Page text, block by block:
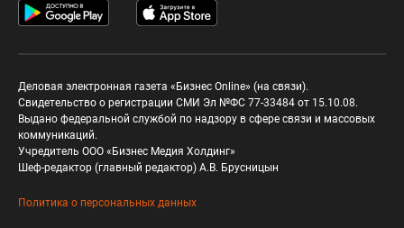
Деловая электронная газета «Бизнес Online» (на связи).
Свидетельство о регистрации СМИ Эл №ФС 77-33484 от 15.10.08.
Выдано федеральной службой по надзору в сфере связи и массовых
коммуникаций.
Учредитель ООО «Бизнес Медия Холдинг»
Шеф-редактор (главный редактор) А.В. Брусницын
Политика о персональных данных